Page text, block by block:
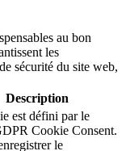
au bon
les
sécurité du site web,
Description
est défini par le
Cookie Consent.
le